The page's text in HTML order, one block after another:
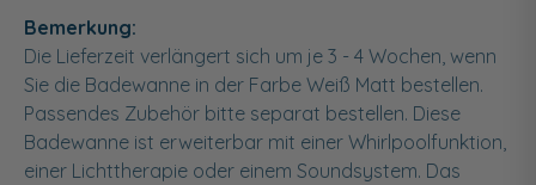
Bemerkung:
Die Lieferzeit verlängert sich um je 3 - 4 Wochen, wenn
Sie die Badewanne in der Farbe Weiß Matt bestellen.
Passendes Zubehör bitte separat bestellen. Diese
Badewanne ist erweiterbar mit einer Whirlpoolfunktion,
einer Lichttherapie oder einem Soundsystem. Das